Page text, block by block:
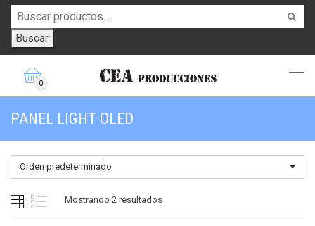
Buscar
0
PANEL LIGHT OLED
Orden predeterminado
Mostrando 2 resultados